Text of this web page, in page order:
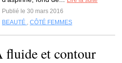
Publié le 30 mars 2016
BEAUTÉ , CÔTÉ FEMMES
et contour